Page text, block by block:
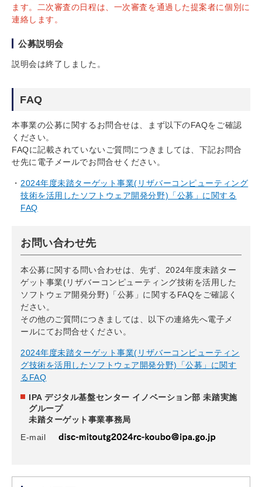
ます。二次審査の日程は、一次審査を通過した提案者に個別に
連絡します。
公募説明会
説明会は終了しました。
FAQ
本事業の公募に関するお問合せは、まず以下のFAQをご確認
ください。
FAQに記載されていないご質問につきましては、下記お問合
せ先に電子メールでお問合せください。
2024年度未踏ターゲット事業(リザバーコンピューティング
技術を活用したソフトウェア開発分野)「公募」に関する
FAQ
お問い合わせ先
本公募に関する問い合わせは、先ず、2024年度未踏ター
ゲット事業(リザバーコンピューティング技術を活用した
ソフトウェア開発分野)「公募」に関するFAQをご確認く
ださい。
その他のご質問につきましては、以下の連絡先へ電子メ
ールにてお問合せください。
2024年度未踏ターゲット事業(リザバーコンピューティン
グ技術を活用したソフトウェア開発分野)「公募」に関す
るFAQ
IPA デジタル基盤センター イノベーション部 未踏実施
グループ
未踏ターゲット事業事務局
E-mail